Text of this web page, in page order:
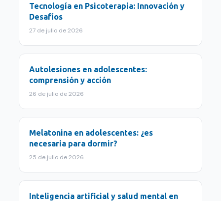
Tecnología en Psicoterapia: Innovación y
Desafíos
27 de julio de 2026
Autolesiones en adolescentes:
comprensión y acción
26 de julio de 2026
Melatonina en adolescentes: ¿es
necesaria para dormir?
25 de julio de 2026
Inteligencia artificial y salud mental en